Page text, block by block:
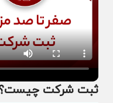
ثبت شرکت